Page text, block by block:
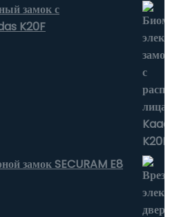
замок с
K20F
замок SECURAM E8